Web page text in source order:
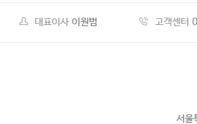
대표이사 이원범 고객센터
서울